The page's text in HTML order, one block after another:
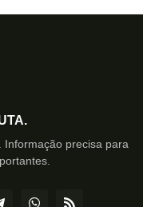
Informação precisa para